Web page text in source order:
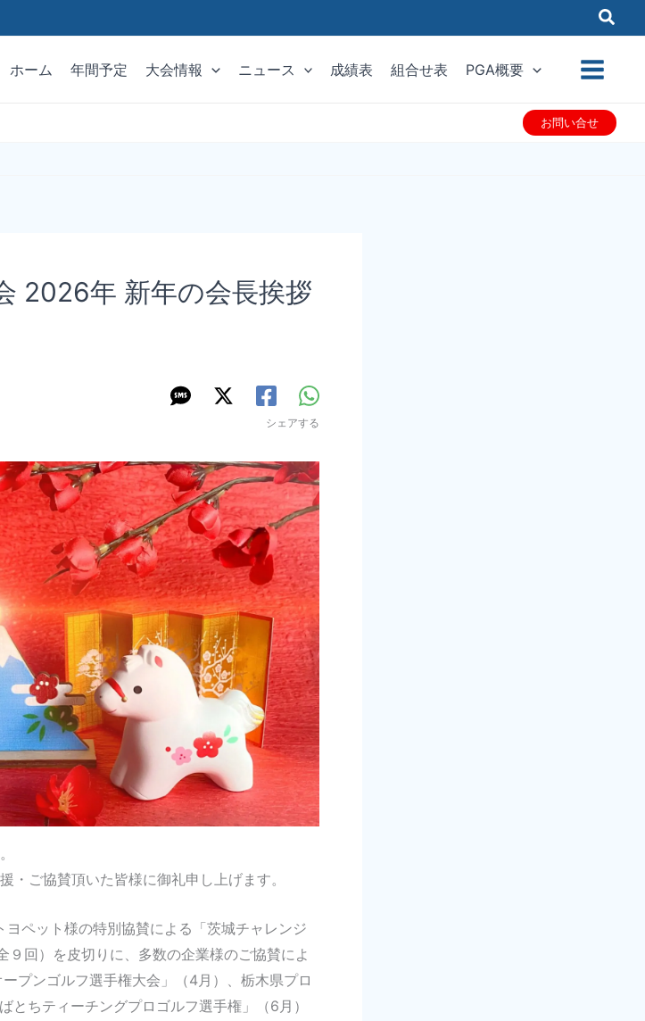
ホーム 年間予定 大会情報 ニュース 成績表 組合せ表 PGA概要
お問い合せ
2026年 新年の会長挨拶
シェアする
・ご協賛頂いた皆様に御礼申し上げます。
ペット様の特別協賛による「茨城チャレンジ
９回）を皮切りに、多数の企業様のご協賛によ
プンゴルフ選手権大会」（4月）、栃木県プロ
とちティーチングプロゴルフ選手権」（6月）